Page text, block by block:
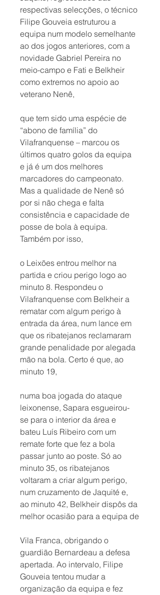
respectivas selecções, o técnico
Filipe Gouveia estruturou a
equipa num modelo semelhante
ao dos jogos anteriores, com a
novidade Gabriel Pereira no
meio-campo e Fati e Belkheir
como extremos no apoio ao
veterano Nenê,
que tem sido uma espécie de
“abono de família” do
Vilafranquense – marcou os
últimos quatro golos da equipa
e já é um dos melhores
marcadores do campeonato.
Mas a qualidade de Nenê só
por si não chega e falta
consistência e capacidade de
posse de bola à equipa.
Também por isso,
o Leixões entrou melhor na
partida e criou perigo logo ao
minuto 8. Respondeu o
Vilafranquense com Belkheir a
rematar com algum perigo à
entrada da área, num lance em
que os ribatejanos reclamaram
grande penalidade por alegada
mão na bola. Certo é que, ao
minuto 19,
numa boa jogada do ataque
leixonense, Sapara esgueirou-
se para o interior da área e
bateu Luís Ribeiro com um
remate forte que fez a bola
passar junto ao poste. Só ao
minuto 35, os ribatejanos
voltaram a criar algum perigo,
num cruzamento de Jaquité e,
ao minuto 42, Belkheir dispôs da
melhor ocasião para a equipa de
Vila Franca, obrigando o
guardião Bernardeau a defesa
apertada. Ao intervalo, Filipe
Gouveia tentou mudar a
organização da equipa e fez